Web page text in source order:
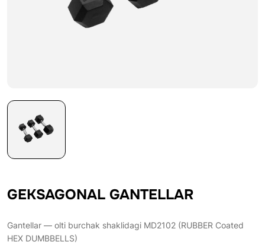
GEKSAGONAL GANTELLAR
Gantellar — olti burchak shaklidagi MD2102 (RUBBER Coated
HEX DUMBBELLS)